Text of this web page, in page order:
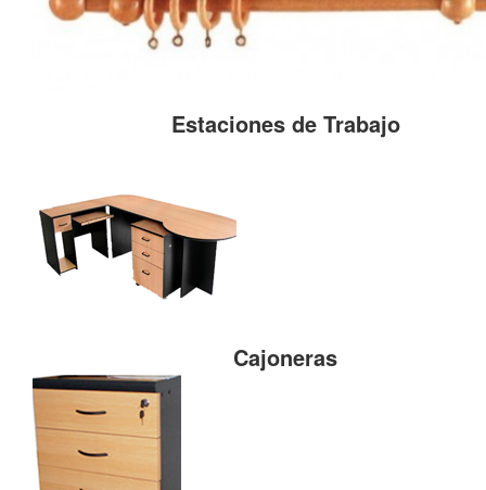
Estaciones de Trabajo
Cajoneras